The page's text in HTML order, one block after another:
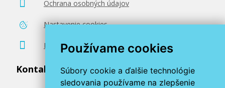
Používame cookies
Súbory cookie a ďalšie technológie
sledovania používame na zlepšenie
Ochrana osobných údajov
Nastavenie cookies
Poradenstvo zadarmo
Kontaktujte nás